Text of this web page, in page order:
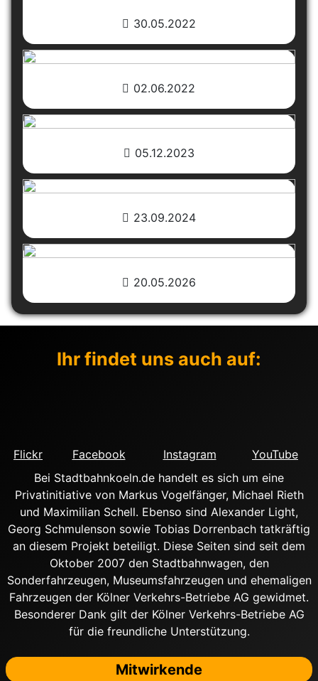
30.05.2022
02.06.2022
05.12.2023
23.09.2024
20.05.2026
Ihr findet uns auch auf:
Flickr Facebook Instagram
YouTube
Bei Stadtbahnkoeln.de handelt es sich um eine
Privatinitiative von Markus Vogelfänger, Michael Rieth
und Maximilian Schell. Ebenso sind Alexander Light,
Georg Schmulenson sowie Tobias Dorrenbach tatkräftig
an diesem Projekt beteiligt. Diese Seiten sind seit dem
Oktober 2007 den Stadtbahnwagen, den
Sonderfahrzeugen, Museumsfahrzeugen und ehemaligen
Fahrzeugen der Kölner Verkehrs-Betriebe AG gewidmet.
Besonderer Dank gilt der Kölner Verkehrs-Betriebe AG
für die freundliche Unterstützung.
Mitwirkende